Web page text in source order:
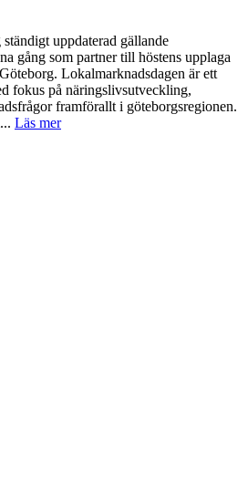
uppdaterad gällande
gång som partner till höstens upplaga
Lokalmarknadsdagen är ett
fokus på näringslivsutveckling,
framförallt i göteborgsregionen.
Läs mer